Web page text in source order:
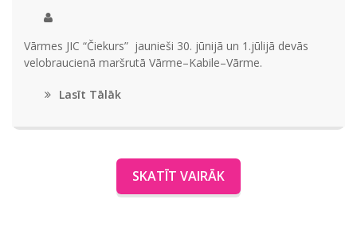
Vārmes JIC “Čiekurs” jaunieši 30. jūnijā un 1.jūlijā devās
velobraucienā maršrutā Vārme–Kabile–Vārme.
Lasīt Tālāk
SKATĪT VAIRĀK